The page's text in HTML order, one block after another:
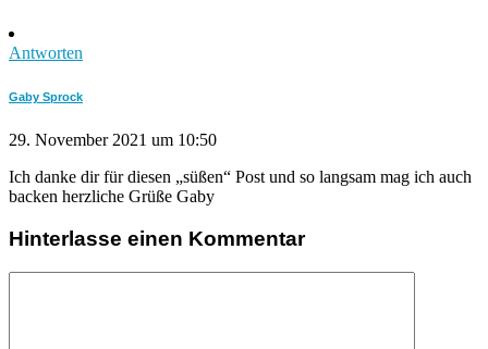
Antworten
Gaby Sprock
29. November 2021 um 10:50
Ich danke dir für diesen „süßen“ Post und so langsam mag ich auch
backen herzliche Grüße Gaby
Hinterlasse einen Kommentar